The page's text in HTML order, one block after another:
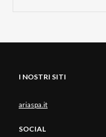
I NOSTRI SITI
ariaspa.it
SOCIAL